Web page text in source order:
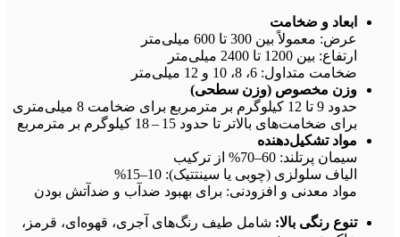
ابعاد و ضخامت
عرض: معمولاً بین 300 تا 600 میلی‌متر
ارتفاع: بین 1200 تا 2400 میلی‌متر
ضخامت متداول: 6، 8، 10 و 12 میلی‌متر
وزن مخصوص (وزن سطحی)
حدود 9 تا 12 کیلوگرم بر مترمربع برای ضخامت 8 میلی‌متری
برای ضخامت‌های بالاتر تا حدود 15 – 18 کیلوگرم بر مترمربع
مواد تشکیل‌دهنده
سیمان پرتلند: 60–70% از ترکیب
الیاف سلولزی (چوبی یا سینتتیک): 10–15%
مواد معدنی و افزودنی: برای بهبود ضدآب و ضدآتش بودن
تنوع رنگی بالا: شامل طیف رنگ‌های آجری، قهوه‌ای، قرمز،